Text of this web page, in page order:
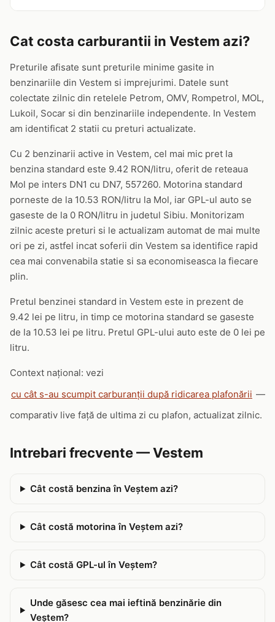
Cat costa carburantii in Vestem azi?
Preturile afisate sunt preturile minime gasite in
benzinariile din Vestem si imprejurimi. Datele sunt
colectate zilnic din retelele Petrom, OMV, Rompetrol, MOL,
Lukoil, Socar si din benzinariile independente. In Vestem
am identificat 2 statii cu preturi actualizate.
Cu 2 benzinarii active in Vestem, cel mai mic pret la
benzina standard este 9.42 RON/litru, oferit de reteaua
Mol pe inters DN1 cu DN7, 557260. Motorina standard
porneste de la 10.53 RON/litru la Mol, iar GPL-ul auto se
gaseste de la 0 RON/litru in judetul Sibiu. Monitorizam
zilnic aceste preturi si le actualizam automat de mai multe
ori pe zi, astfel incat soferii din Vestem sa identifice rapid
cea mai convenabila statie si sa economiseasca la fiecare
plin.
Pretul benzinei standard in Vestem este in prezent de
9.42 lei pe litru, in timp ce motorina standard se gaseste
de la 10.53 lei pe litru. Pretul GPL-ului auto este de 0 lei pe
litru.
Context național: vezi
cu cât s-au scumpit carburanții după ridicarea plafonării —
comparativ live față de ultima zi cu plafon, actualizat zilnic.
Intrebari frecvente — Vestem
Cât costă benzina în Veştem azi?
Cât costă motorina în Veştem azi?
Cât costă GPL-ul în Veştem?
Unde găsesc cea mai ieftină benzinărie din
Veştem?